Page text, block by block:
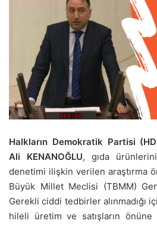
Halkların Demokratik Partisi
Ali KENANOĞLU, gıda
denetimi ilişkin verilen araştırma
Büyük Millet Meclisi (TBMM)
Gerekli ciddi tedbirler alınmadığı
hileli üretim ve satışların